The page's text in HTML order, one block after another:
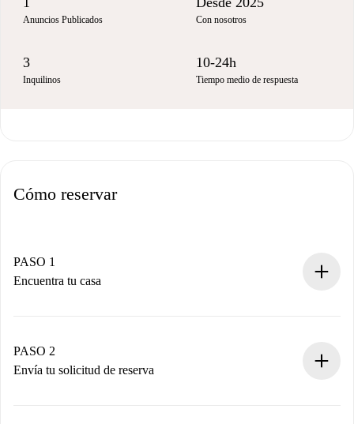
Anuncios Publicados Con nosotros
3
Inquilinos
10-24h
Tiempo medio de respuesta
Cómo reservar
PASO 1
Encuentra tu casa
Tienes toda la información necesaria por adelantado.
PASO 2
Envía tu solicitud de reserva